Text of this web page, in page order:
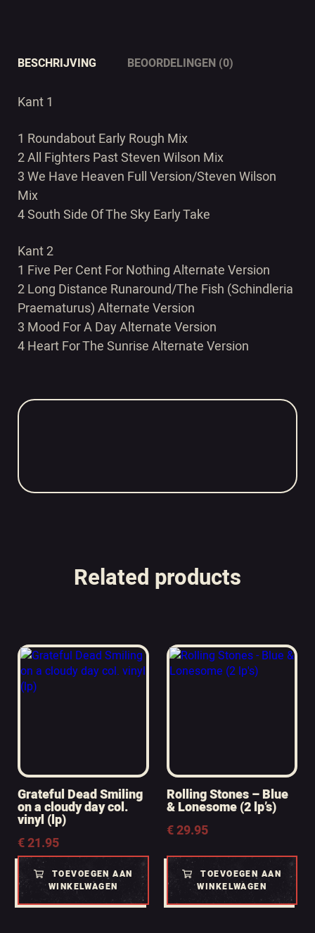
BESCHRIJVING BEOORDELINGEN (0)
Kant 1
1 Roundabout Early Rough Mix
2 All Fighters Past Steven Wilson Mix
3 We Have Heaven Full Version/Steven Wilson
Mix
4 South Side Of The Sky Early Take
Kant 2
1 Five Per Cent For Nothing Alternate Version
2 Long Distance Runaround/The Fish (Schindleria
Praematurus) Alternate Version
3 Mood For A Day Alternate Version
4 Heart For The Sunrise Alternate Version
Related products
Grateful Dead Smiling
on a cloudy day col.
vinyl (lp)
€21.95
TOEVOEGEN AAN
WINKELWAGEN
Rolling Stones – Blue
& Lonesome (2 lp’s)
€29.95
TOEVOEGEN AAN
WINKELWAGEN